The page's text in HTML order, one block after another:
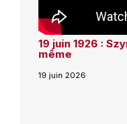
19 juin 1926 :
même
19 juin 2026